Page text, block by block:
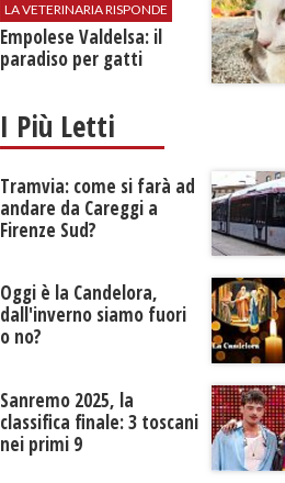
LA VETERINARIA RISPONDE
Empolese Valdelsa: il
paradiso per gatti
I Più Letti
Tramvia: come si farà ad
andare da Careggi a
Firenze Sud?
Oggi è la Candelora,
dall'inverno siamo fuori
o no?
Sanremo 2025, la
classifica finale: 3 toscani
nei primi 9